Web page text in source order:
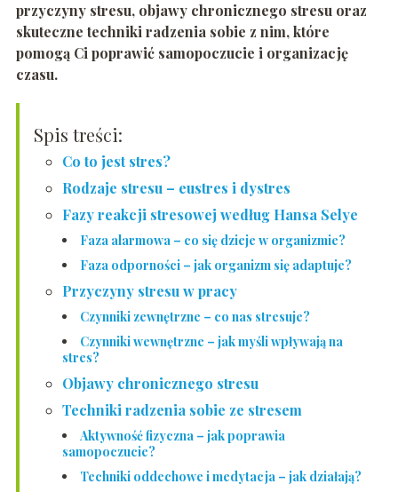
przyczyny stresu, objawy chronicznego stresu oraz
skuteczne techniki radzenia sobie z nim, które
pomogą Ci poprawić samopoczucie i organizację
czasu.
Spis treści:
Co to jest stres?
Rodzaje stresu – eustres i dystres
Fazy reakcji stresowej według Hansa Selye
Faza alarmowa – co się dzieje w organizmie?
Faza odporności – jak organizm się adaptuje?
Przyczyny stresu w pracy
Czynniki zewnętrzne – co nas stresuje?
Czynniki wewnętrzne – jak myśli wpływają na
stres?
Objawy chronicznego stresu
Techniki radzenia sobie ze stresem
Aktywność fizyczna – jak poprawia
samopoczucie?
Techniki oddechowe i medytacja – jak działają?